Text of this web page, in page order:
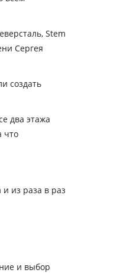
Stem
Сергея
создать
два этажа
что
из раза в раз
и выбор